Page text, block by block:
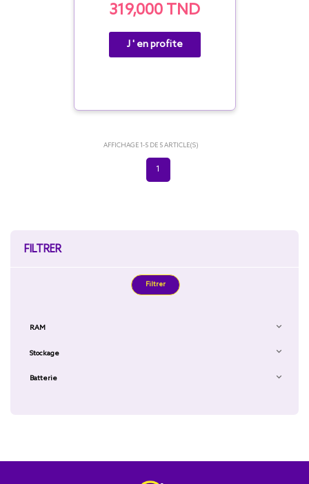
FILTRER
Filtrer
RAM 
Stockage 
Batterie 
319,000 TND
J ' en profite
AFFICHAGE 1-5 DE 5 ARTICLE(S)
1